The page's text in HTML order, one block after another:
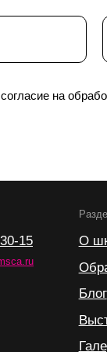
на
Выставки и